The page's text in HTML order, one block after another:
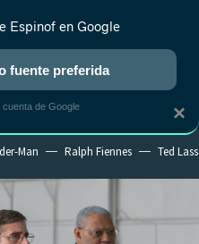
ANIME RANKINGS CINE
Man Ralph Fiennes Ted
×
Espinof en Google
fuente preferida
de Google